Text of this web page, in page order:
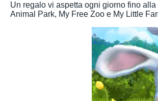
Un regalo vi aspetta ogni giorno fino
Animal Park, My Free Zoo e My Little